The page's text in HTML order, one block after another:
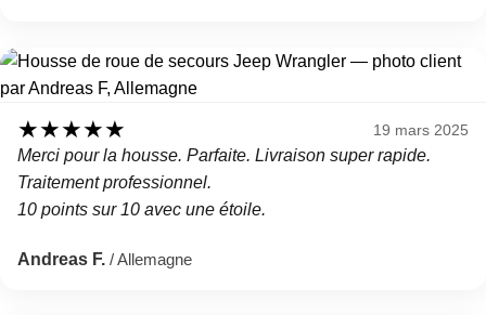
★★★★★ 19 mars 2025
Merci pour la housse. Parfaite. Livraison super rapide.
Traitement professionnel.
10 points sur 10 avec une étoile.
Andreas F. / Allemagne